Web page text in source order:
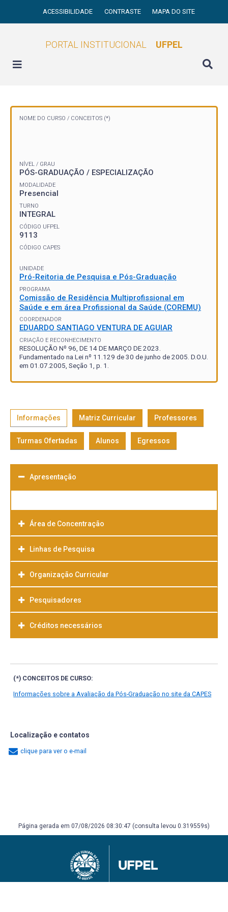
ACESSIBILIDADE CONTRASTE MAPA DO SITE
PORTAL INSTITUCIONAL UFPEL
NOME DO CURSO / CONCEITOS (*)
NÍVEL / GRAU
PÓS-GRADUAÇÃO / ESPECIALIZAÇÃO
MODALIDADE
Presencial
TURNO
INTEGRAL
CÓDIGO UFPEL
9113
CÓDIGO CAPES
UNIDADE
Pró-Reitoria de Pesquisa e Pós-Graduação
PROGRAMA
Comissão de Residência Multiprofissional em
Saúde e em área Profissional da Saúde (COREMU)
COORDENADOR
EDUARDO SANTIAGO VENTURA DE AGUIAR
CRIAÇÃO E RECONHECIMENTO
RESOLUÇÃO Nº 96, DE 14 DE MARÇO DE 2023.
Fundamentado na Lei nº 11.129 de 30 de junho de 2005. D.O.U.
em 01.07.2005, Seção 1, p. 1.
Informações Matriz Curricular Professores
Turmas Ofertadas Alunos Egressos
Apresentação
Área de Concentração
Linhas de Pesquisa
Organização Curricular
Pesquisadores
Créditos necessários
(*) CONCEITOS DE CURSO:
Informações sobre a Avaliação da Pós-Graduação no site da CAPES
Localização e contatos
clique para ver o e-mail
Página gerada em 07/08/2026 08:30:47 (consulta levou 0.319559s)